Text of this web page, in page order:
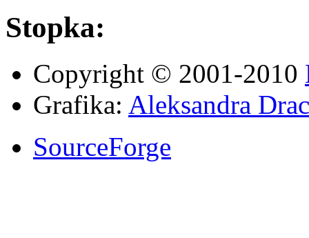
Stopka:
Copyright © 2001-2010
Grafika: Aleksandra
SourceForge